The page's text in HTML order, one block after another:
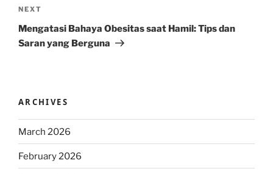
Next
Post
NEXT
Mengatasi Bahaya Obesitas saat Hamil: Tips dan
Saran yang Berguna
ARCHIVES
March 2026
February 2026